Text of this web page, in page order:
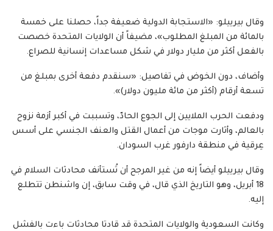
وقال بيرييلو: «الاستجابة الدولية ضعيفة جداً، حصلنا على خمسة
بالمائة من المبلغ المطلوب»، مضيفاً أن الولايات المتحدة خصصت
بالفعل أكثر من مليار دولار في شكل مساعدات إنسانية للصراع.
وأضاف، دون الخوض في تفاصيل: «سنقدم دفعة أخرى بمبلغ من
تسعة أرقام (أكثر من مائة مليون دولار)».
ودفعت الحرب الملايين إلى الجوع الحادّ، وتسببت في أكبر أزمة نزوح
بالعالم، وأثارت موجات من أعمال القتل والعنف الجنسي على أسس
عِرقية في منطقة دارفور غرب السودان.
وقال بيرييلو أيضاً إنه من غير المرجح أن تُستأنف محادثات السلام في
18 أبريل، وهو التاريخ الذي قال، في وقت سابق، إن واشنطن تتطلع
إليه.
وكانت السعودية والولايات المتحدة قد قادتا محادثات باءت بالفشل